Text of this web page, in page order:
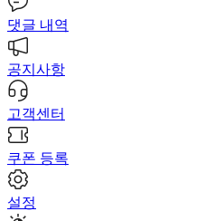
댓글 내역
공지사항
고객센터
쿠폰 등록
설정